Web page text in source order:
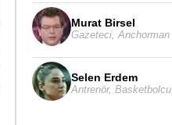
Murat Birsel
Gazeteci Anchorman
Selen Erdem
Antrenör, Basketbolcu